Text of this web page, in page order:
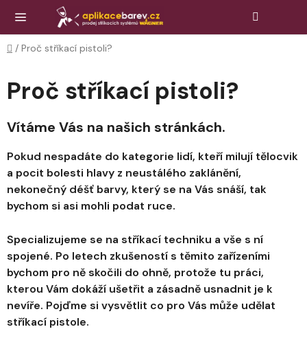
obsah
Domů
/ Proč stříkací pistoli?
Proč stříkací pistoli?
Vítáme Vás na našich stránkách.
Pokud nespadáte do kategorie lidí, kteří milují tělocvik
a pocit bolesti hlavy z neustálého zaklánění,
nekonečný déšť barvy, který se na Vás snáší, tak
bychom si asi mohli podat ruce.
Specializujeme se na stříkací techniku a vše s ní
spojené. Po letech zkušeností s těmito zařízeními
bychom pro ně skočili do ohně, protože tu práci,
kterou Vám dokáží ušetřit a zásadně usnadnit je k
nevíře. Pojďme si vysvětlit co pro Vás může udělat
stříkací pistole.